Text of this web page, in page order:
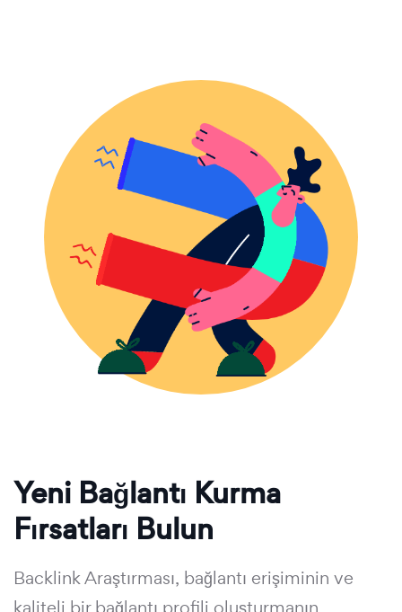
Yeni Bağlantı Kurma
Fırsatları Bulun
Backlink Araştırması, bağlantı erişiminin ve